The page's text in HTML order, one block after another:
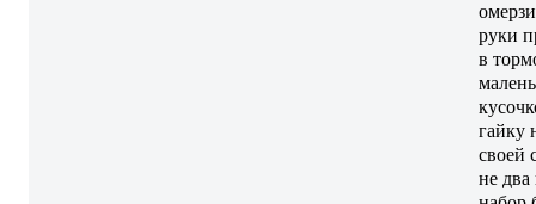
руки
в
гайку
своей
не два